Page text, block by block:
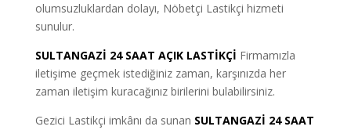
olumsuzluklardan dolayı, Nöbetçi Lastikçi hizmeti
sunulur.
SULTANGAZİ 24 SAAT AÇIK LASTİKÇİ Firmamızla
iletişime geçmek istediğiniz zaman, karşınızda her
zaman iletişim kuracağınız birilerini bulabilirsiniz.
Gezici Lastikçi imkânı da sunan SULTANGAZİ 24 SAAT